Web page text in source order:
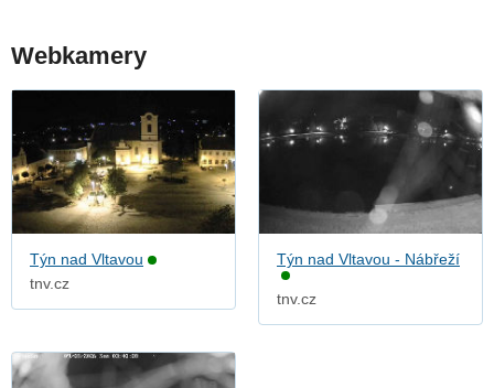
Webkamery
Týn nad Vltavou
tnv.cz
Týn nad Vltavou - Nábřeží
tnv.cz